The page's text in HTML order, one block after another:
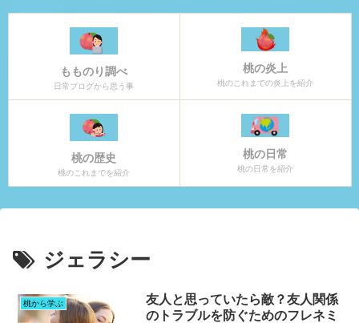
もものり調べ
日常ブログから思う事
桃の炎上
桃のこれまでの炎上を紹介
桃の歴史
桃のこれまでを紹介
桃の日常
桃の日常を紹介
ジェラシー
桃から学ぶ
友人と思っていたら敵？友人関係
のトラブルを防ぐためのフレネミ